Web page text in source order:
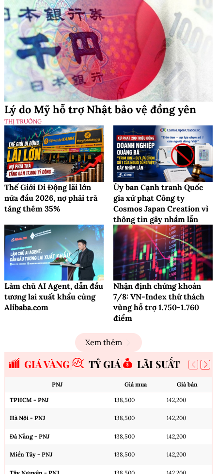
Lý do Mỹ hỗ trợ Nhật bảo vệ đồng yên
THỊ TRƯỜNG
Thế Giới Di Động lãi lớn
nửa đầu 2026, nợ phải trả
tăng thêm 35%
Ủy ban Cạnh tranh Quốc
gia xử phạt Công ty
Cosmos Japan Creation vì
thông tin gây nhầm lẫn
Làm chủ AI Agent, dẫn đầu
tương lai xuất khẩu cùng
Alibaba.com
Nhận định chứng khoán
7/8: VN-Index thử thách
vùng hỗ trợ 1.750-1.760
điểm
Xem thêm
GIÁ VÀNG TỶ GIÁ LÃI SUẤT
PNJ Giá mua Giá bán
TPHCM - PNJ 138,500 142,200
Hà Nội - PNJ 138,500 142,200
Đà Nẵng - PNJ 138,500 142,200
Miền Tây - PNJ 138,500 142,200